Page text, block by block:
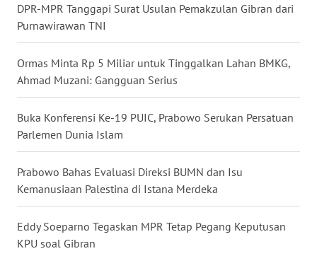
DPR-MPR Tanggapi Surat Usulan Pemakzulan Gibran dari
Purnawirawan TNI
Ormas Minta Rp 5 Miliar untuk Tinggalkan Lahan BMKG,
Ahmad Muzani: Gangguan Serius
Buka Konferensi Ke-19 PUIC, Prabowo Serukan Persatuan
Parlemen Dunia Islam
Prabowo Bahas Evaluasi Direksi BUMN dan Isu
Kemanusiaan Palestina di Istana Merdeka
Eddy Soeparno Tegaskan MPR Tetap Pegang Keputusan
KPU soal Gibran
WN
KALSEL
WN